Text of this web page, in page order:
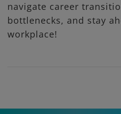
navigate career
bottlenecks, and stay
workplace!